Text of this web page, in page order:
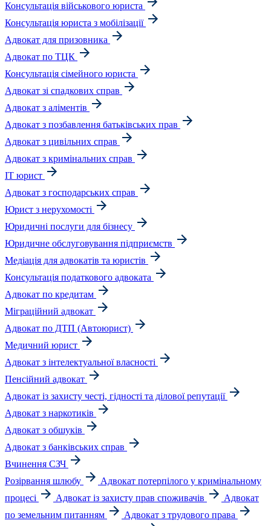
Консультація військового юриста
Консультація юриста з мобілізації
Адвокат для призовника
Адвокат по ТЦК
Консультація сімейного юриста
Адвокат зі спадкових справ
Адвокат з аліментів
Адвокат з позбавлення батьківських прав
Адвокат з цивільних справ
Адвокат з кримінальних справ
IT юрист
Адвокат з господарських справ
Юрист з нерухомості
Юридичні послуги для бізнесу
Юридичне обслуговування підприємств
Медіація для адвокатів та юристів
Консультація податкового адвоката
Адвокат по кредитам
Міграційний адвокат
Адвокат по ДТП (Автоюрист)
Медичний юрист
Адвокат з інтелектуальної власності
Пенсійний адвокат
Адвокат із захисту честі, гідності та ділової репутації
Адвокат з наркотиків
Адвокат з обшуків
Адвокат з банківських справ
Вчинення СЗЧ
Розірвання шлюбу
Адвокат потерпілого у кримінальному
процесі
Адвокат із захисту прав споживачів
Адвокат
по земельним питанням
Адвокат з трудового права